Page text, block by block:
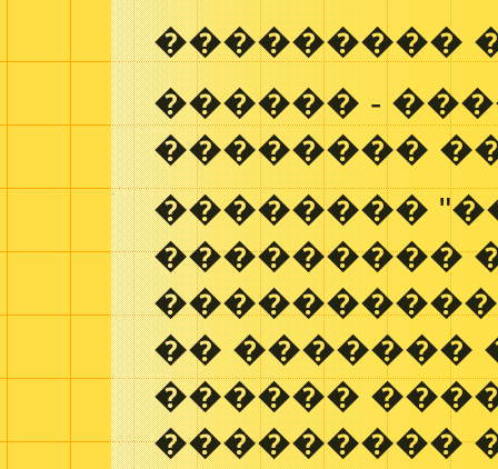
���������
������ -
��������
��������
���������
����������
�� �������
������
���������